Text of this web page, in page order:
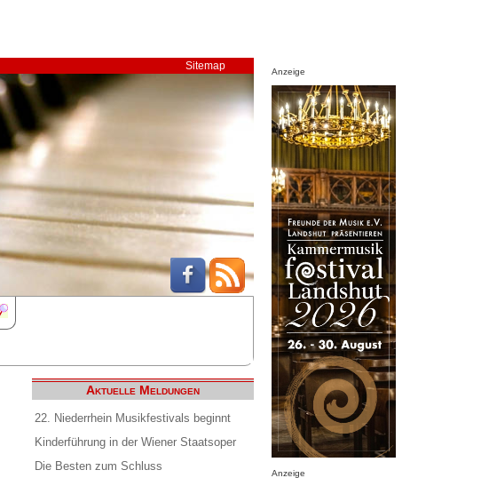
Sitemap
Aktuelle Meldungen
22. Niederrhein Musikfestivals beginnt
Kinderführung in der Wiener Staatsoper
Die Besten zum Schluss
Anzeige
Anzeige